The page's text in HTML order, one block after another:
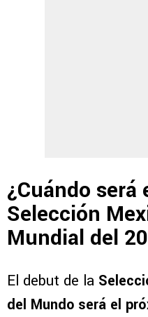
¿Cuándo será
Selección
Mundial del
El debut de la
del Mundo será el